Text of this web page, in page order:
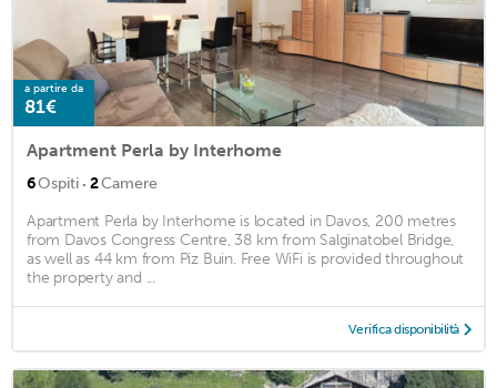
a partire da
81€
Apartment Perla by Interhome
6Ospiti · 2Camere
Apartment Perla by Interhome is located in Davos, 200 metres
from Davos Congress Centre, 38 km from Salginatobel Bridge,
as well as 44 km from Piz Buin. Free WiFi is provided throughout
the property and ...
Verifica disponibilità